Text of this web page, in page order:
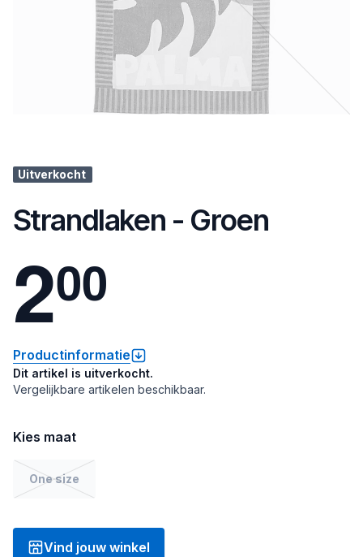
Uitverkocht
Strandlaken - Groen
200
Productinformatie
Dit artikel is uitverkocht.
Vergelijkbare artikelen beschikbaar.
Kies maat
One size
Vind jouw winkel